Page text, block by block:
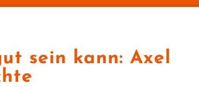
sein kann: Axel